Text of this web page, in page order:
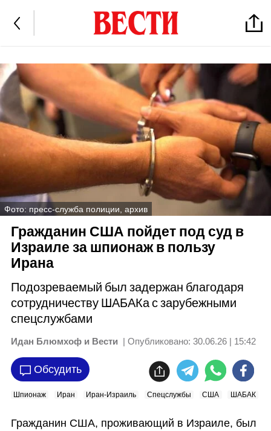
Фото: пресс-служба полиции, архив
Гражданин США пойдет под суд в
Израиле за шпионаж в пользу
Ирана
Подозреваемый был задержан благодаря
сотрудничеству ШАБАКа с зарубежными
спецслужбами
Идан Блюмхоф и Вести | Опубликовано: 30.06.26 | 15:42
Обсудить
Шпионаж Иран Иран-Израиль Спецслужбы США ШАБАК
Гражданин США, проживающий в Израиле, был